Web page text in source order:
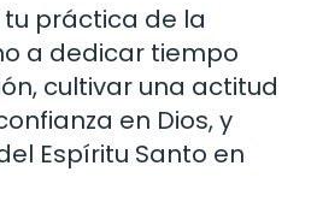
práctica de la
a dedicar tiempo
cultivar una actitud
en Dios, y
Espíritu Santo en